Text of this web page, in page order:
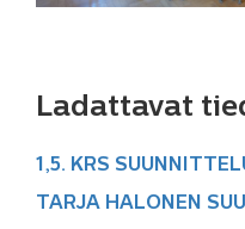
Ladattavat
1,5. KRS
TARJA HALONEN